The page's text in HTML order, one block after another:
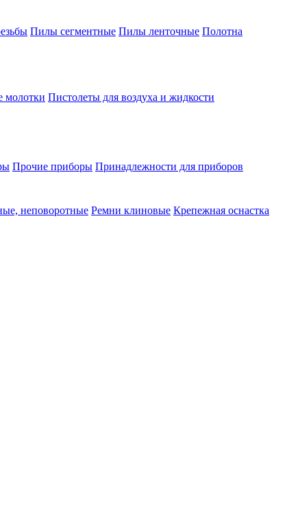
Пилы сегментные Пилы ленточные Полотна
молотки Пистолеты для воздуха и жидкости
Прочие приборы Принадлежности для приборов
неповоротные Ремни клиновые Крепежная оснастка